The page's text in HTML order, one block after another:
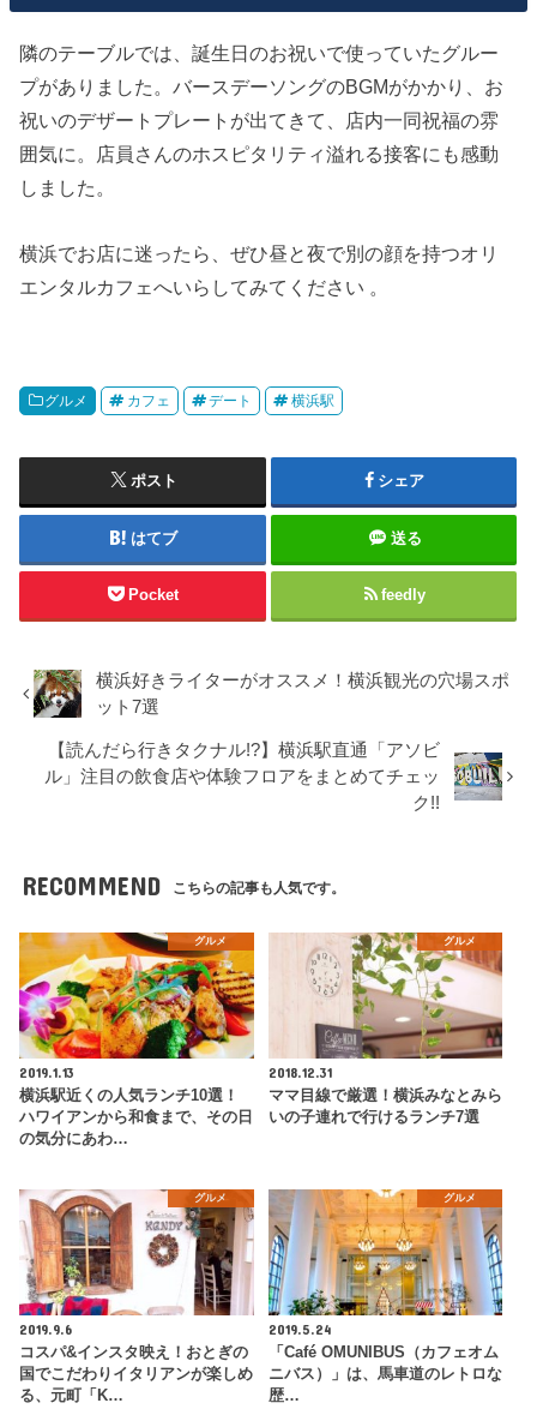
隣のテーブルでは、誕生日のお祝いで使っていたグルー
プがありました。バースデーソングのBGMがかかり、お
祝いのデザートプレートが出てきて、店内一同祝福の雰
囲気に。店員さんのホスピタリティ溢れる接客にも感動
しました。
横浜でお店に迷ったら、ぜひ昼と夜で別の顔を持つオリ
エンタルカフェへいらしてみてください 。
グルメ カフェ デート 横浜駅
ポスト シェア
はてブ 送る
Pocket feedly
横浜好きライターがオススメ！横浜観光の穴場スポ
ット7選
【読んだら行きタクナル!?】横浜駅直通「アソビ
ル」注目の飲食店や体験フロアをまとめてチェッ
ク!!
RECOMMEND こちらの記事も人気です。
グルメ
2019.1.13
横浜駅近くの人気ランチ10選！
ハワイアンから和食まで、その日
の気分にあわ…
グルメ
2018.12.31
ママ目線で厳選！横浜みなとみら
いの子連れで行けるランチ7選
グルメ
2019.9.6
コスパ&インスタ映え！おとぎの
国でこだわりイタリアンが楽しめ
る、元町「K…
グルメ
2019.5.24
「Café OMUNIBUS（カフェオム
ニバス）」は、馬車道のレトロな
歴…